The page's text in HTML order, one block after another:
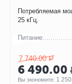
Потребляемая
25 кГц.
Питание
7 740.00 Р
6 490.00
Вы экономите: 1